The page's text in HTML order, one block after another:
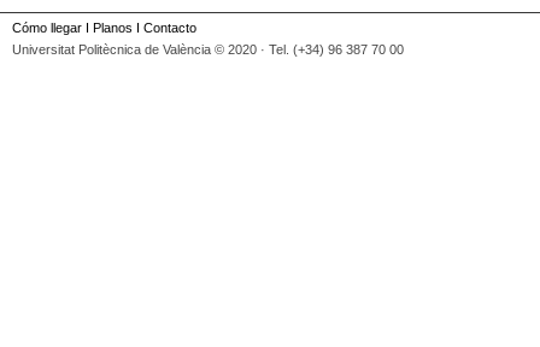
Cómo llegar Planos
Contacto
Universitat Politècnica de València © 2020 · Tel. (+34) 96 387 70 00